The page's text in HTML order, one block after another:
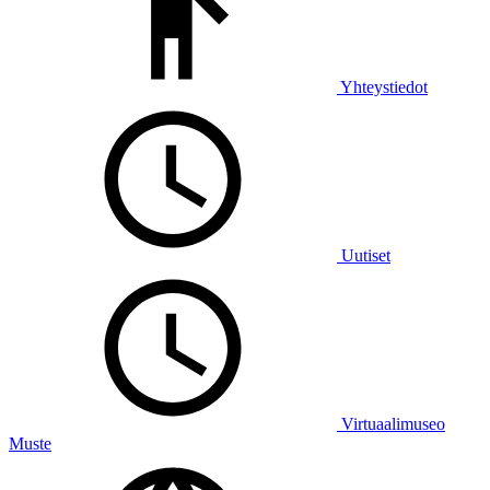
Yhteystiedot
Uutiset
Virtuaalimuseo
Muste